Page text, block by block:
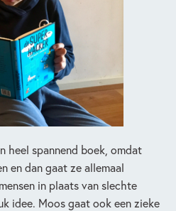
heel spannend boek, omdat
en dan gaat ze allemaal
in plaats van slechte
idee. Moos gaat ook een zieke